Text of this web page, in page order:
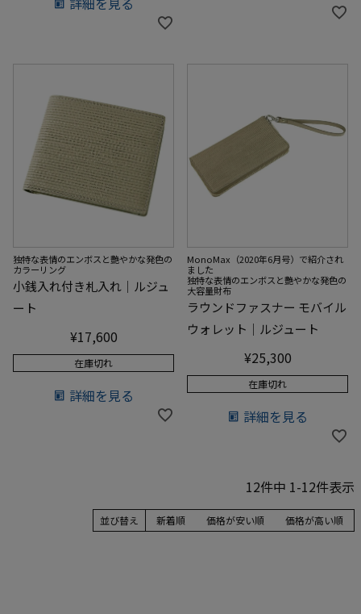
独特な表情のエンボスと艷やかな発色の
カラーリング
小銭入れ付き札入れ｜ルジュ
ート
¥17,600
在庫切れ
詳細を見る
MonoMax（2020年6月号）で紹介され
ました
独特な表情のエンボスと艷やかな発色の
大容量財布
ラウンドファスナー モバイル
ウォレット｜ルジュート
¥25,300
在庫切れ
詳細を見る
並び替え 価格が安い順 価格が高い順
新着順
12件中 1-12件表示